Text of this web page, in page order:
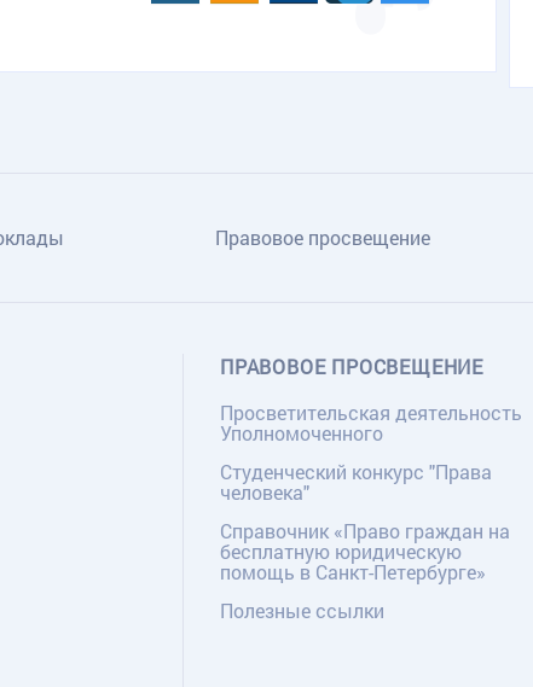
Правовое просвещение
ПРАВОВОЕ ПРОСВЕЩЕНИЕ
Просветительская деятельность
Уполномоченного
Студенческий конкурс "Права
человека"
Справочник «Право граждан на
бесплатную юридическую
помощь в Санкт-Петербурге»
Полезные ссылки